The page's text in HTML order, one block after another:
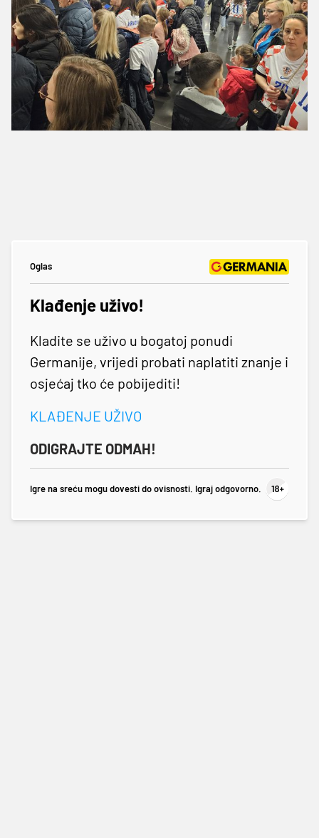
Oglas
Klađenje uživo!
Kladite se uživo u bogatoj ponudi
Germanije, vrijedi probati naplatiti znanje i
osjećaj tko će pobijediti!
KLAĐENJE UŽIVO
ODIGRAJTE ODMAH!
Igre na sreću mogu dovesti do ovisnosti. Igraj odgovorno.